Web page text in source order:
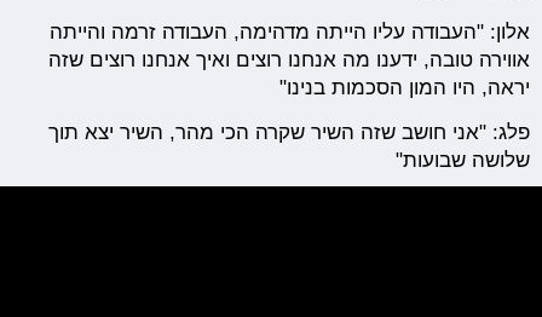
אלון: "העבודה עליו הייתה מדהימה, העבודה זרמה והייתה
אווירה טובה, ידענו מה אנחנו רוצים ואיך אנחנו רוצים שזה
יראה, היו המון הסכמות בנינו"
פלג: "אני חושב שזה השיר שקרה הכי מהר, השיר יצא תוך
שלושה שבועות"